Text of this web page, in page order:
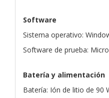
Software
Sistema operativo:
Software de prueba:
Batería y alimentación
Batería: Ión de litio de 90